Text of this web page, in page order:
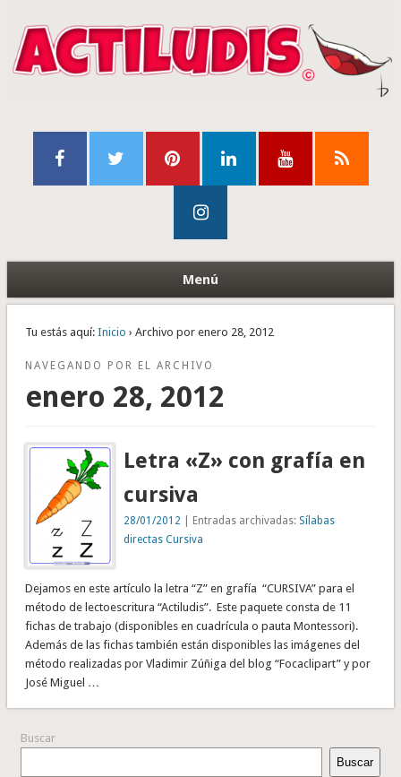
Menú
Tu estás aquí: Inicio › Archivo por enero 28, 2012
NAVEGANDO POR EL ARCHIVO
enero 28, 2012
Letra «Z» con grafía en
cursiva
28/01/2012 | Entradas archivadas: Sílabas
directas Cursiva
Dejamos en este artículo la letra “Z” en grafía “CURSIVA” para el
método de lectoescritura “Actiludis”. Este paquete consta de 11
fichas de trabajo (disponibles en cuadrícula o pauta Montessori).
Además de las fichas también están disponibles las imágenes del
método realizadas por Vladimir Zúñiga del blog “Focaclipart” y por
José Miguel …
Buscar
Buscar